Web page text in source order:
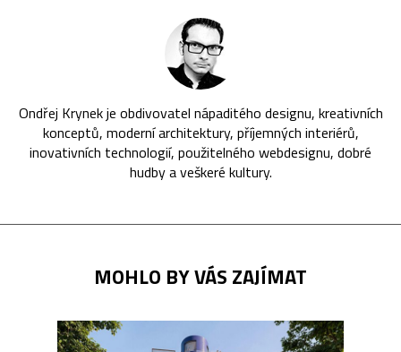
Ondřej Krynek je obdivovatel nápaditého designu, kreativních
konceptů, moderní architektury, příjemných interiérů,
inovativních technologií, použitelného webdesignu, dobré
hudby a veškeré kultury.
MOHLO BY VÁS ZAJÍMAT